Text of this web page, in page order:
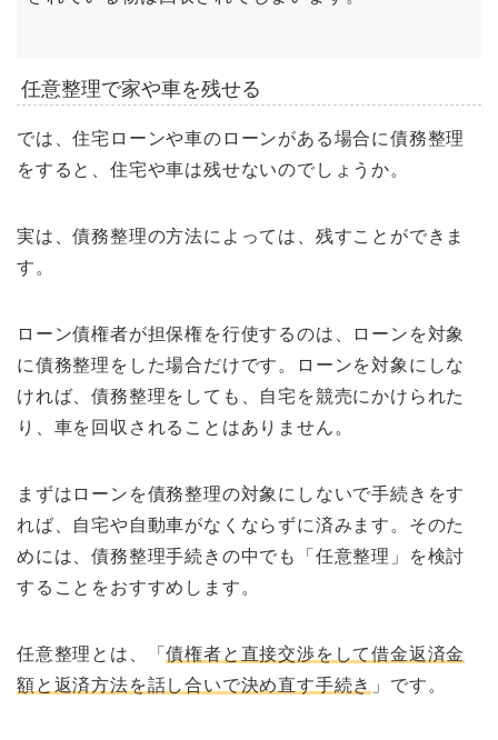
任意整理で家や車を残せる
では、住宅ローンや車のローンがある場合に債務整理
をすると、住宅や車は残せないのでしょうか。
実は、債務整理の方法によっては、残すことができま
す。
ローン債権者が担保権を行使するのは、ローンを対象
に債務整理をした場合だけです。ローンを対象にしな
ければ、債務整理をしても、自宅を競売にかけられた
り、車を回収されることはありません。
まずはローンを債務整理の対象にしないで手続きをす
れば、自宅や自動車がなくならずに済みます。そのた
めには、債務整理手続きの中でも「任意整理」を検討
することをおすすめします。
任意整理とは、「債権者と直接交渉をして借金返済金
額と返済方法を話し合いで決め直す手続き 」です。